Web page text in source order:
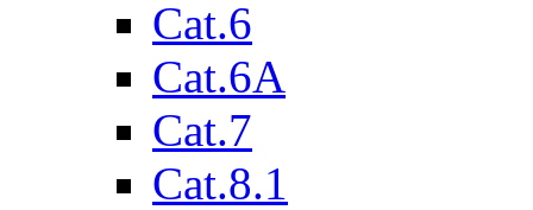
Cat.6
Cat.6A
Cat.7
Cat.8.1